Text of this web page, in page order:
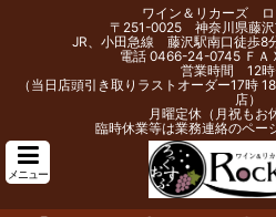
ワイン＆リカーズ ロ
〒251-0025 神奈川県藤沢
JR、小田急線 藤沢駅南口徒歩8
電話 0466-24-0745 Ｆ
営業時間 12時
（当日店頭引き取りラストオーダー17時
店）
月曜定休（月祝もお
臨時休業等は業務連絡のペー
メニュー